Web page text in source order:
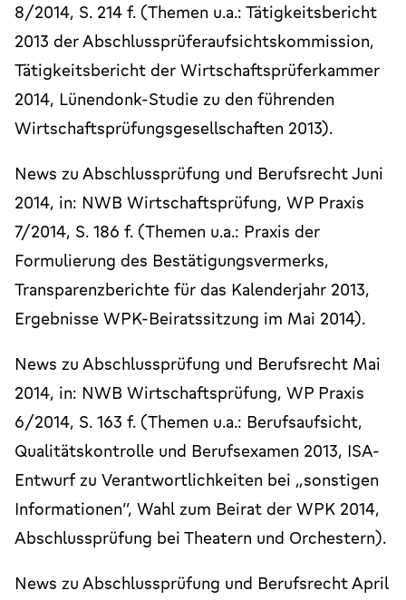
8/2014, S. 214 f. (Themen u.a.: Tätigkeitsbericht
2013 der Abschlussprüferaufsichtskommission,
Tätigkeitsbericht der Wirtschaftsprüferkammer
2014, Lünendonk-Studie zu den führenden
Wirtschaftsprüfungsgesellschaften 2013).
News zu Abschlussprüfung und Berufsrecht Juni
2014, in: NWB Wirtschaftsprüfung, WP Praxis
7/2014, S. 186 f. (Themen u.a.: Praxis der
Formulierung des Bestätigungsvermerks,
Transparenzberichte für das Kalenderjahr 2013,
Ergebnisse WPK-Beiratssitzung im Mai 2014).
News zu Abschlussprüfung und Berufsrecht Mai
2014, in: NWB Wirtschaftsprüfung, WP Praxis
6/2014, S. 163 f. (Themen u.a.: Berufsaufsicht,
Qualitätskontrolle und Berufsexamen 2013, ISA-
Entwurf zu Verantwortlichkeiten bei „sonstigen
Informationen“, Wahl zum Beirat der WPK 2014,
Abschlussprüfung bei Theatern und Orchestern).
News zu Abschlussprüfung und Berufsrecht April